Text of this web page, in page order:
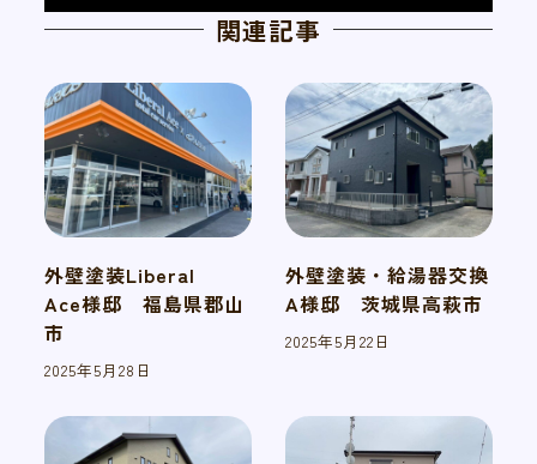
関連記事
外壁塗装Liberal
Ace様邸 福島県郡山
市
投稿日
2025年5月28日
外壁塗装・給湯器交換
A様邸 茨城県高萩市
投稿日
2025年5月22日